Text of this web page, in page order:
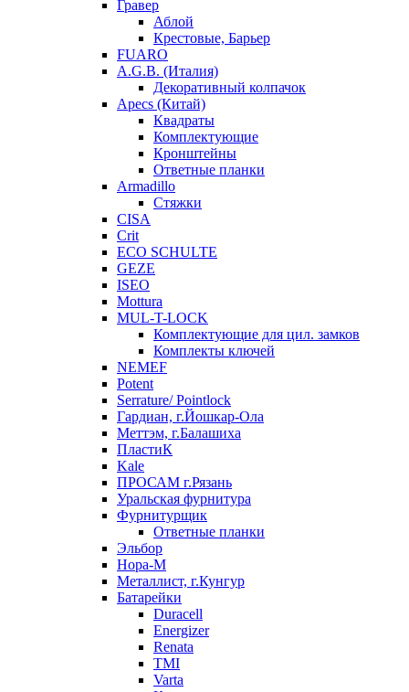
Гравер
Аблой
Крестовые, Барьер
FUARO
A.G.B. (Италия)
Декоративный колпачок
Apecs (Китай)
Квадраты
Комплектующие
Кронштейны
Ответные планки
Armadillo
Стяжки
CISA
Crit
ECO SCHULTE
GEZE
ISEO
Mottura
MUL-T-LOCK
Комплектующие для цил. замков
Комплекты ключей
NEMEF
Potent
Serrature/ Pointlock
Гардиан, г.Йошкар-Ола
Меттэм, г.Балашиха
ПластиК
Kale
ПРОСАМ г.Рязань
Уральская фурнитура
Фурнитурщик
Ответные планки
Эльбор
Нора-М
Металлист, г.Кунгур
Батарейки
Duracell
Energizer
Renata
TMI
Varta